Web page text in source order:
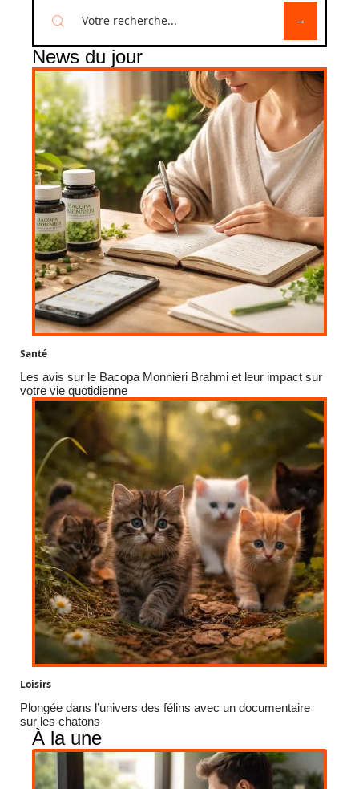
News du jour
Santé
Les avis sur le Bacopa Monnieri Brahmi et leur impact sur
votre vie quotidienne
Loisirs
Plongée dans l’univers des félins avec un documentaire
sur les chatons
À la une